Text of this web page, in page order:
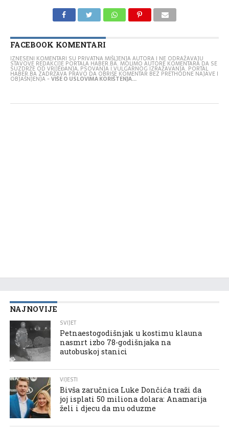
FACEBOOK KOMENTARI
IZNESENI KOMENTARI SU PRIVATNA MIŠLJENJA AUTORA I NE ODRAŽAVAJU
STAVOVE REDAKCIJE PORTALA HABER.BA. MOLIMO AUTORE KOMENTARA DA SE
SUZDRŽE OD VRIJEĐANJA, PSOVANJA I VULGARNOG IZRAŽAVANJA. PORTAL
HABER.BA ZADRŽAVA PRAVO DA OBRIŠE KOMENTAR BEZ PRETHODNE NAJAVE I
OBJAŠNJENJA -VIŠE O USLOVIMA KORIŠTENJA...
NAJNOVIJE
SVIJET
Petnaestogodišnjak u kostimu klauna
nasmrt izbo 78-godišnjaka na
autobuskoj stanici
VIJESTI
Bivša zaručnica Luke Dončića traži da
joj isplati 50 miliona dolara: Anamarija
želi i djecu da mu oduzme